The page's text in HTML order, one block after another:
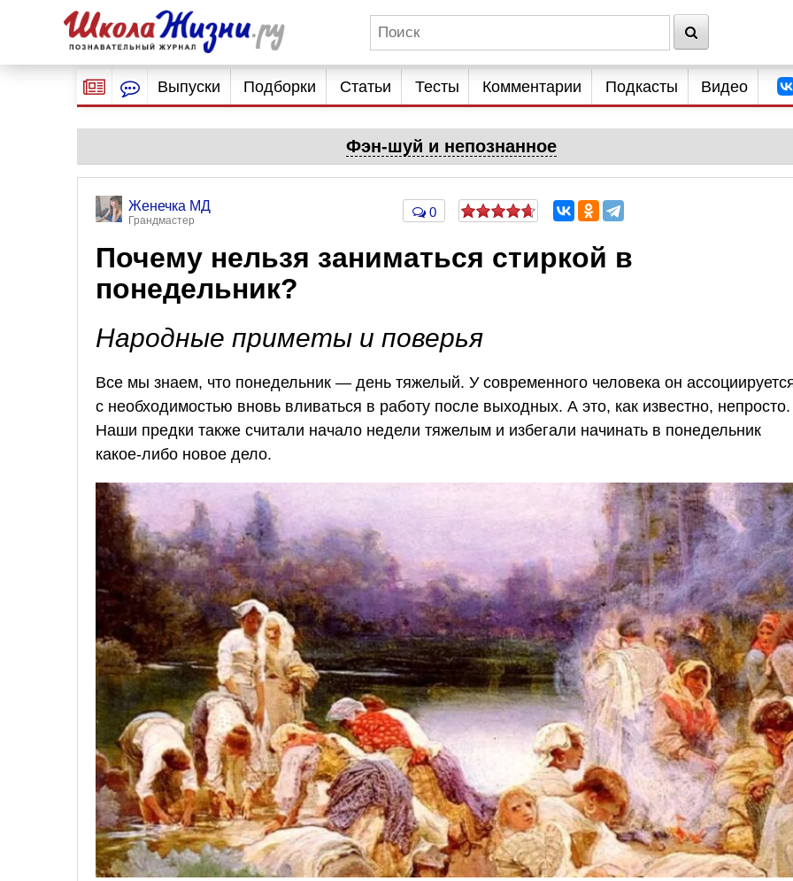
Выпуски Подборки Статьи Тесты Комментарии Подкасты Видео
Фэн-шуй и непознанное
Женечка МД
Грандмастер
0
Почему нельзя заниматься стиркой в
понедельник?
Народные приметы и поверья
Все мы знаем, что понедельник — день тяжелый. У современного человека он
с необходимостью вновь вливаться в работу после выходных. А это, как известно, непросто.
Наши предки также считали начало недели тяжелым и избегали начинать в понедельник
какое-либо новое дело.